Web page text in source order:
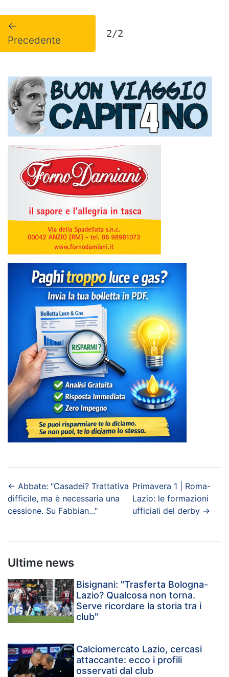
←
Precedente
2/2
← Abbate: "Casadei? Trattativa
difficile, ma è necessaria una
cessione. Su Fabbian..."
Primavera 1 | Roma-
Lazio: le formazioni
ufficiali del derby→
Ultime news
Bisignani: "Trasferta Bologna-
Lazio? Qualcosa non torna.
Serve ricordare la storia tra i
club"
Calciomercato Lazio, cercasi
attaccante: ecco i profili
osservati dal club